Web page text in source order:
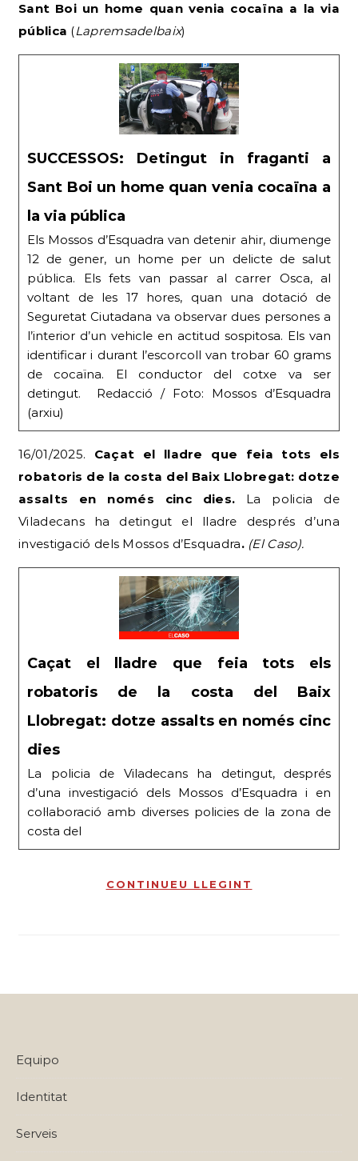
Sant Boi un home quan venia cocaïna a la via
pública (Lapremsadelbaix)
SUCCESSOS: Detingut in fraganti a
Sant Boi un home quan venia cocaïna a
la via pública
Els Mossos d’Esquadra van detenir ahir, diumenge
12 de gener, un home per un delicte de salut
pública. Els fets van passar al carrer Osca, al
voltant de les 17 hores, quan una dotació de
Seguretat Ciutadana va observar dues persones a
l’interior d’un vehicle en actitud sospitosa. Els van
identificar i durant l’escorcoll van trobar 60 grams
de cocaïna. El conductor del cotxe va ser
detingut. Redacció / Foto: Mossos d’Esquadra
(arxiu)
16/01/2025. Caçat el lladre que feia tots els
robatoris de la costa del Baix Llobregat: dotze
assalts en només cinc dies. La policia de
Viladecans ha detingut el lladre després d’una
investigació dels Mossos d’Esquadra.(El Caso).
Caçat el lladre que feia tots els
robatoris de la costa del Baix
Llobregat: dotze assalts en només cinc
dies
La policia de Viladecans ha detingut, després
d’una investigació dels Mossos d’Esquadra i en
col·laboració amb diverses policies de la zona de
costa del
CONTINUEU LLEGINT
Equipo
Identitat
Serveis